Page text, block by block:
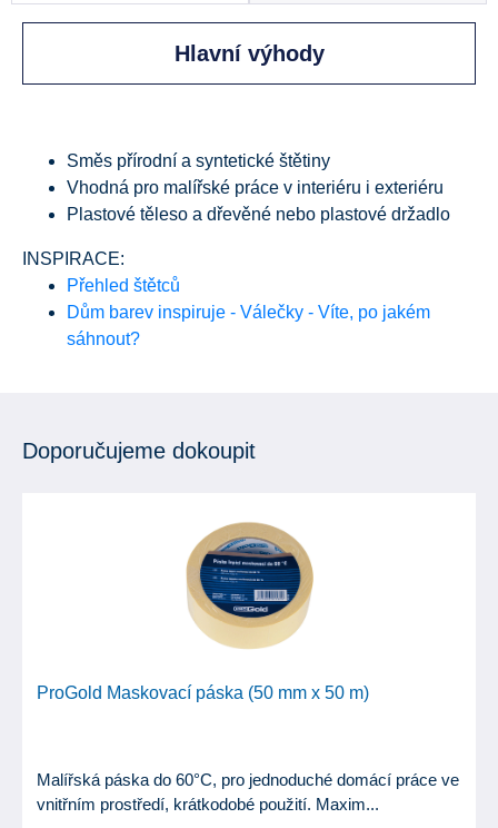
Hlavní výhody
Směs přírodní a syntetické štětiny
Vhodná pro malířské práce v interiéru i exteriéru
Plastové těleso a dřevěné nebo plastové držadlo
INSPIRACE:
Přehled štětců
Dům barev inspiruje - Válečky - Víte, po jakém
sáhnout?
Doporučujeme dokoupit
ProGold Maskovací páska (50 mm x 50 m)
Malířská páska do 60°C, pro jednoduché domácí práce ve
vnitřním prostředí, krátkodobé použití. Maxim...